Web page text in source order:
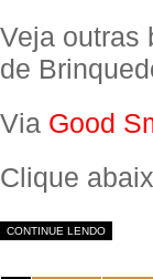
Veja outras
de
Via Good
Clique
CONTINUE LENDO